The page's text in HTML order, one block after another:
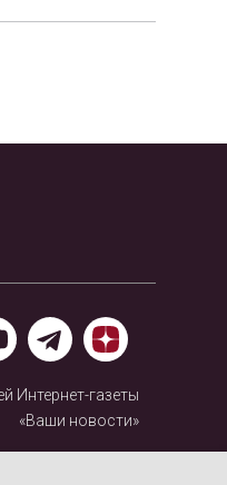
Интернет-газеты
«Ваши новости»
Ctrl+Enter